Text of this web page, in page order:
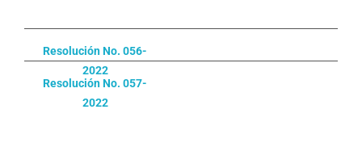
Resolución No. 056-
2022
Resolución No. 057-
2022